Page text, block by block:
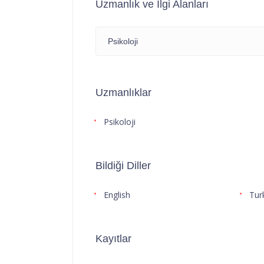
Uzmanlık ve İlgi Alanları
Psikoloji
Uzmanlıklar
Psikoloji
Bildiği Diller
English
Kayıtlar